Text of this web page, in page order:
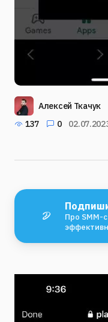
Алексей Ткачук
137
0
Про SMM-